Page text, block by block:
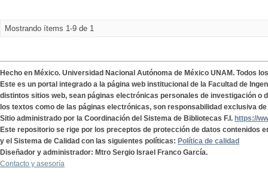
Mostrando ítems 1-9 de 1
Hecho en México. Universidad Nacional Autónoma de México UNAM. Todos
Este es un portal integrado a la página web institucional de la Facultad de
distintos sitios web, sean páginas electrónicas personales de investigación o
los textos como de las páginas electrónicas, son responsabilidad exclusiva
Sitio administrado por la Coordinación del Sistema de Bibliotecas F.I. https://
Este repositorio se rige por los preceptos de protección de datos contenidos
y el Sistema de Calidad con las siguientes políticas: Política de calidad
Diseñador y administrador: Mtro Sergio Israel Franco García.
Contacto y asesoría